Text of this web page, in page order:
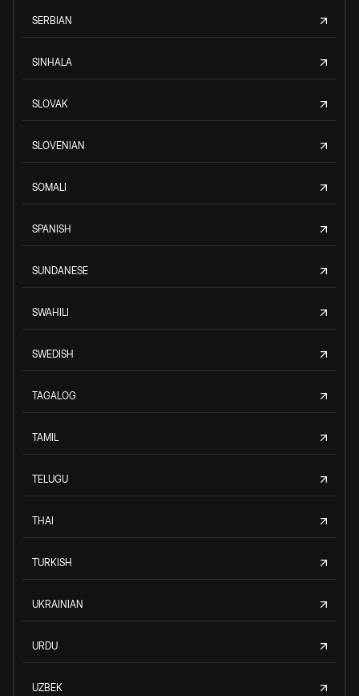
SERBIAN
SINHALA
SLOVAK
SLOVENIAN
SOMALI
SPANISH
SUNDANESE
SWAHILI
SWEDISH
TAGALOG
TAMIL
TELUGU
THAI
TURKISH
UKRAINIAN
URDU
UZBEK